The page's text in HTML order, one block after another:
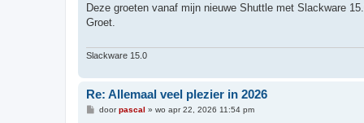
r
c
Deze groeten vanaf mijn nieuwe Shuttle met Slackware
Groet.
Slackware 15.0
Re: Allemaal veel plezier in 2026
Bdoorpascal » wo apr 22, 2026 11:54 pm